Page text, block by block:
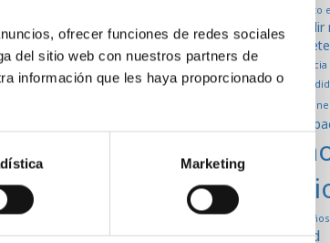
ofrecer funciones de redes sociales
del sitio web con nuestros partners de
información que les haya proporcionado o
Marketing
Ahora
cambiar
exito
empresas expandir
falsificación
higiene
marketing
negoccio
Productividad